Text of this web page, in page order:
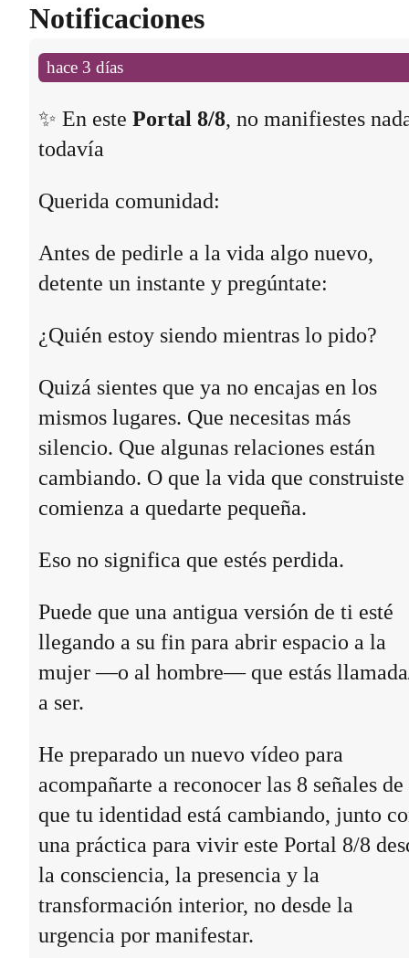
Notificaciones
hace 3 días
✨ En este Portal 8/8, no manifiestes
todavía
Querida comunidad:
Antes de pedirle a la vida algo nuevo,
detente un instante y pregúntate:
¿Quién estoy siendo mientras lo pido?
Quizá sientes que ya no encajas en los
mismos lugares. Que necesitas más
silencio. Que algunas relaciones están
cambiando. O que la vida que construiste
comienza a quedarte pequeña.
Eso no significa que estés perdida.
Puede que una antigua versión de ti esté
llegando a su fin para abrir espacio a la
mujer —o al hombre— que estás
a ser.
He preparado un nuevo vídeo para
acompañarte a reconocer las 8 señales de
que tu identidad está cambiando, junto
una práctica para vivir este Portal 8/8
la consciencia, la presencia y la
transformación interior, no desde la
urgencia por manifestar.